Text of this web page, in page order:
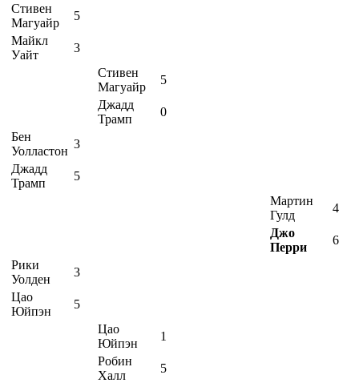
Стивен
Магуайр
5
Майкл
Уайт
3
Стивен
Магуайр
5
Джадд
Трамп
0
Бен
Уолластон
3
Джадд
Трамп
5
Мартин
Гулд
4
Джо
Перри
6
Рики
Уолден
3
Цао
Юйпэн
5
Цао
Юйпэн
1
Робин
Халл
5